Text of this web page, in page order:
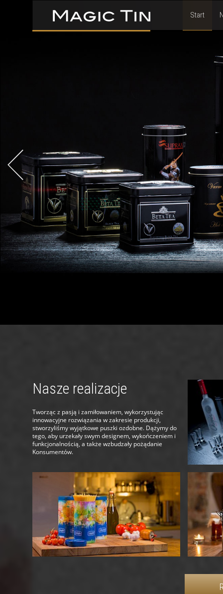
Start
Nasze realizacje
Tworząc z pasją i zamiłowaniem, wykorzystując
innowacyjne rozwiązania w zakresie produkcji,
stworzyliśmy wyjątkowe puszki ozdobne. Dążymy do
tego, aby urzekały swym designem, wykończeniem i
funkcjonalnością, a także wzbudzały pożądanie
Konsumentów.